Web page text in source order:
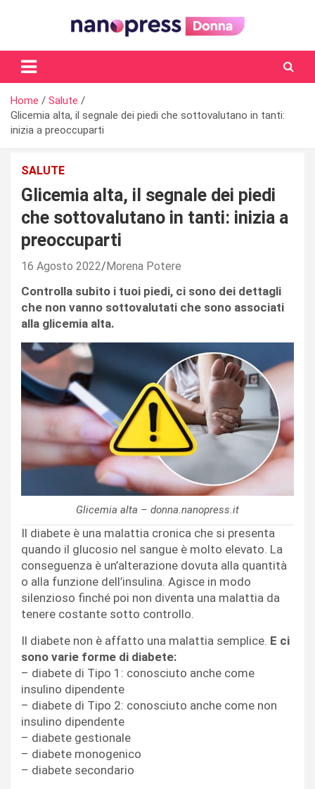
Il magazine femminile di Nanopress.it
Home
Salute
Glicemia alta, il segnale dei piedi che sottovalutano in tanti:
inizia a preoccuparti
SALUTE
Glicemia alta, il segnale dei piedi
che sottovalutano in tanti: inizia a
preoccuparti
16 Agosto 2022 Morena Potere
Controlla subito i tuoi piedi, ci sono dei dettagli
che non vanno sottovalutati che sono associati
alla glicemia alta.
Glicemia alta – donna.nanopress.it
Il diabete è una malattia cronica che si presenta
quando il glucosio nel sangue è molto elevato. La
conseguenza è un’alterazione dovuta alla quantità
o alla funzione dell’insulina. Agisce in modo
silenzioso finché poi non diventa una malattia da
tenere costante sotto controllo.
Il diabete non è affatto una malattia semplice. E ci
sono varie forme di diabete:
– diabete di Tipo 1: conosciuto anche come
insulino dipendente
– diabete di Tipo 2: conosciuto anche come non
insulino dipendente
– diabete gestionale
– diabete monogenico
– diabete secondario